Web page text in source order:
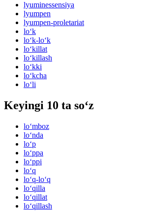
lyuminessensiya
lyumpen
lyumpen-proletariat
lo‘k
lo‘k-lo‘k
lo‘killat
lo‘killash
lo‘kki
lo‘kcha
lo‘li
Keyingi 10 ta so‘z
lo‘mboz
lo‘nda
lo‘p
lo‘ppa
lo‘ppi
lo‘q
lo‘q-lo‘q
lo‘qilla
lo‘qillat
lo‘qillash